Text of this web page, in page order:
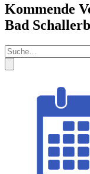
Kommende
Bad